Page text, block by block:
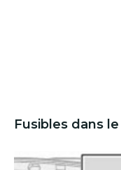
Fusibles dans